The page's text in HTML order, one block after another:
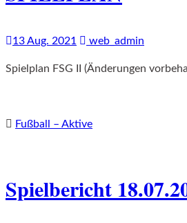
13 Aug. 2021 web_admin
Spielplan FSG II (Änderungen
Fußball – Aktive
Spielbericht